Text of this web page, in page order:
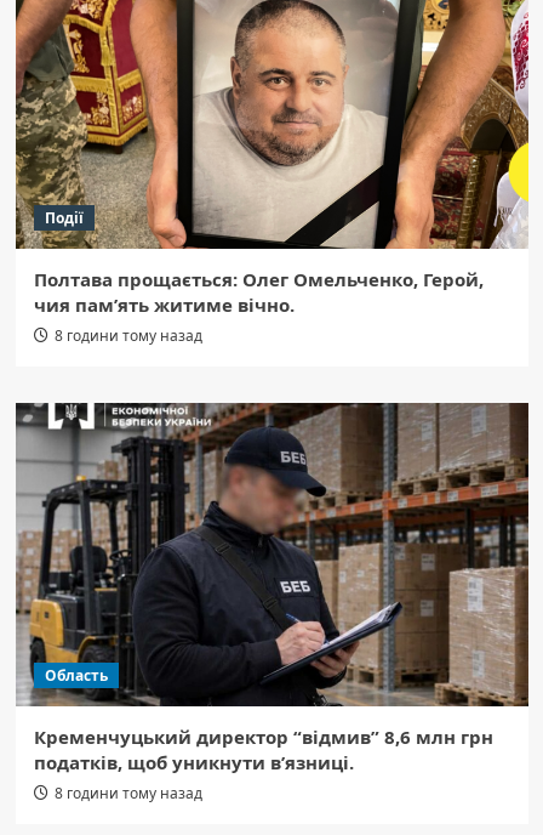
Події
Полтава прощається: Олег Омельченко, Герой,
чия пам’ять житиме вічно.
8 години тому назад
Область
Кременчуцький директор “відмив” 8,6 млн грн
податків, щоб уникнути в’язниці.
8 години тому назад